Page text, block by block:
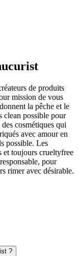
de produits
mission de vous
la pêche et le
clean possible pour
cosmétiques qui
avec amour en
possible. Les
et toujours crueltyfree
pour
rimer avec désirable.
?